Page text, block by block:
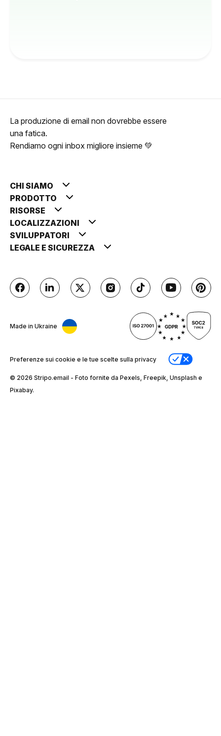
La produzione di email non dovrebbe essere
una fatica.
Rendiamo ogni inbox migliore insieme 💚
CHI SIAMO
PRODOTTO
RISORSE
LOCALIZZAZIONI
SVILUPPATORI
LEGALE E SICUREZZA
Made in Ukraine
Preferenze sui cookie e le tue scelte sulla privacy
© 2026 Stripо.email - Foto fornite da Pexels, Freepik, Unsplash e
Pixabay.